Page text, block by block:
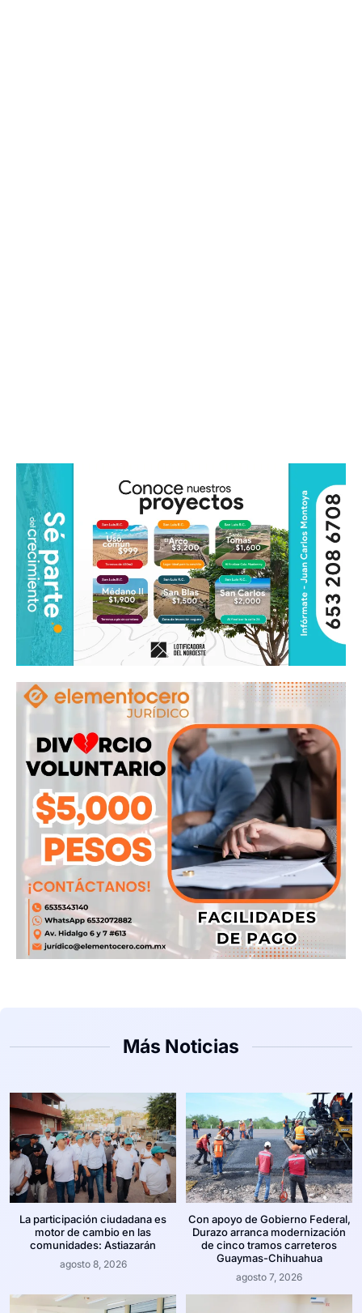
Más Noticias
La participación ciudadana es
motor de cambio en las
comunidades: Astiazarán
agosto 8, 2026
Con apoyo de Gobierno Federal,
Durazo arranca modernización
de cinco tramos carreteros
Guaymas-Chihuahua
agosto 7, 2026